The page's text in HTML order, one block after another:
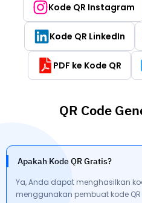
Kode QR Instagram
Kode QR LinkedIn
PDF ke Kode QR
QR Code
Apakah Kode QR Gratis?
Ya, Anda dapat menghasilkan
menggunakan pembuat kode